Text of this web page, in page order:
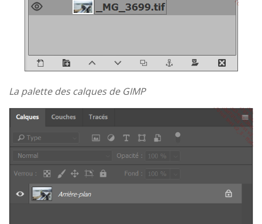
La palette des calques de GIMP